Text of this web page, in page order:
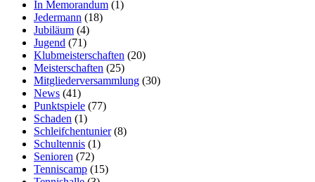
In Memorandum (1)
Jedermann (18)
Jubiläum (4)
Jugend (71)
Klubmeisterschaften (20)
Meisterschaften (25)
Mitgliederversammlung (30)
News (41)
Punktspiele (77)
Schaden (1)
Schleifchentunier(8)
Schultennis (1)
Senioren (72)
Tenniscamp (15)